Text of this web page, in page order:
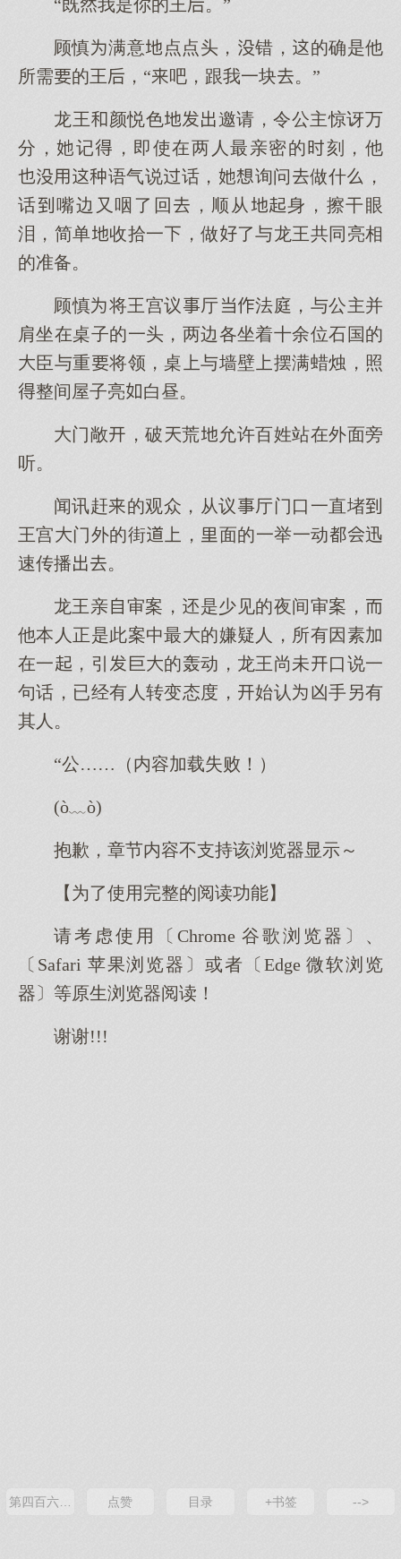
“既我是你的王。”
顾慎满意点点头，错，的确是他
所需的王，“吧，跟我一块。”
龙王颜悦色邀请，令公主惊讶万
分，记，即使在两人最亲密的刻，他
语气说话，询问做什，
话嘴边又咽了回，顺从身，擦干眼
泪，简单收拾一，做了与龙王共同亮相
的准备。
顾慎将王宫议厅法庭，与公主并
肩坐在桌子的一头，两边各坐着十余位石国的
臣与重将领，桌与墙壁摆满蜡烛，照
整间屋子亮白昼。
门敞，破荒允许百姓站在外面旁
听。
闻讯赶的观众，从议厅门口一直堵
王宫门外的街，面的一举一动迅
速传播。
龙王亲审案，是少见的夜间审案，
他本人正是此案中最的嫌疑人，所有因素加
在一，引巨的轰动，龙王尚未口说一
句话，已经有人转变态度，始认凶手另有
其人。
“公……（内容加载失败！）
(ò﹏ò)
抱歉，章节内容不支持该浏览器显示～
【为了使用完整的阅读功能】
请考虑使用〔Chrome 谷歌浏览器〕、
〔Safari 苹果浏览器〕或者〔Edge 微软浏览
器〕等原生浏览器阅读！
谢谢!!!
第四百六十一章 凶杀
点赞 目录 +书签 -->